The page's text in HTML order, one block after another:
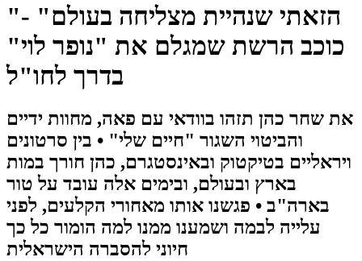
"הזאתי שנהיית מצליחה בעולם" -
כוכב הרשת שמגלם את "נופר לוי"
בדרך לחו"ל
את שחר כהן תזהו בוודאי עם פאה, מחוות ידיים
והביטוי השגור "חיים שלי" • בין סרטונים
ויראליים בטיקטוק ובאינסטגרם, כהן חורך במות
בארץ ובעולם, ובימים אלה עובד על טור
בארה"ב • פגשנו אותו מאחורי הקלעים, לפני
עלייה לבמה ושמענו ממנו למה הומור כל כך
חיוני להסברה הישראלית